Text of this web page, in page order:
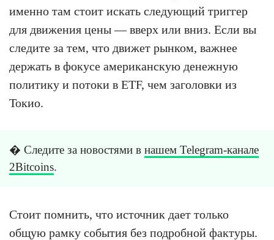
именно там стоит искать следующий триггер
для движения цены — вверх или вниз. Если вы
следите за тем, что движет рынком, важнее
держать в фокусе американскую денежную
политику и потоки в ETF, чем заголовки из
Токио.
� Следите за новостями в нашем Telegram-канале
2Bitcoins.
Стоит помнить, что источник дает только
общую рамку события без подробной фактуры.